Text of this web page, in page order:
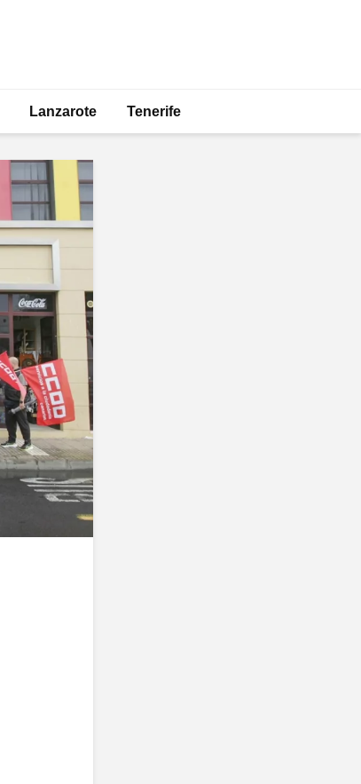
Lanzarote Tenerife